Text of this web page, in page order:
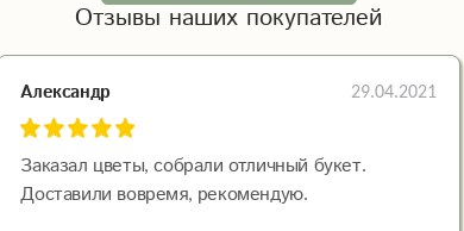
Отзывы наших покупателей
Александр 29.04.2021
Заказал цветы, собрали отличный букет.
Доставили вовремя, рекомендую.